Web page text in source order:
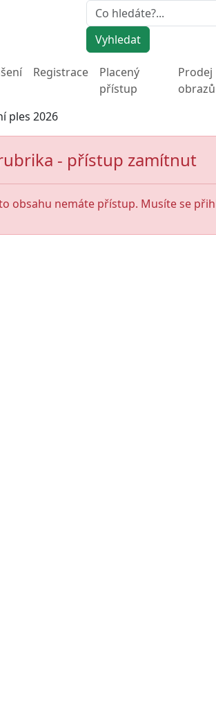
Vyhledat
Registrace
Placený
přístup
Prodej
obrazů
ples 2026
- přístup zamítnut
obsahu nemáte přístup. Musíte se